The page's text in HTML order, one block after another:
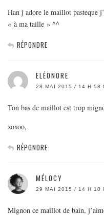
Han j adore le maillot pasteque
« à ma taille » ^^
RÉPONDRE
ELÉONORE
28 MAI 2015 / 14 H 58
Ton bas de maillot est trop
xoxoo,
RÉPONDRE
MÉLOCY
29 MAI 2015 / 14 H 10
Mignon ce maillot de bain,